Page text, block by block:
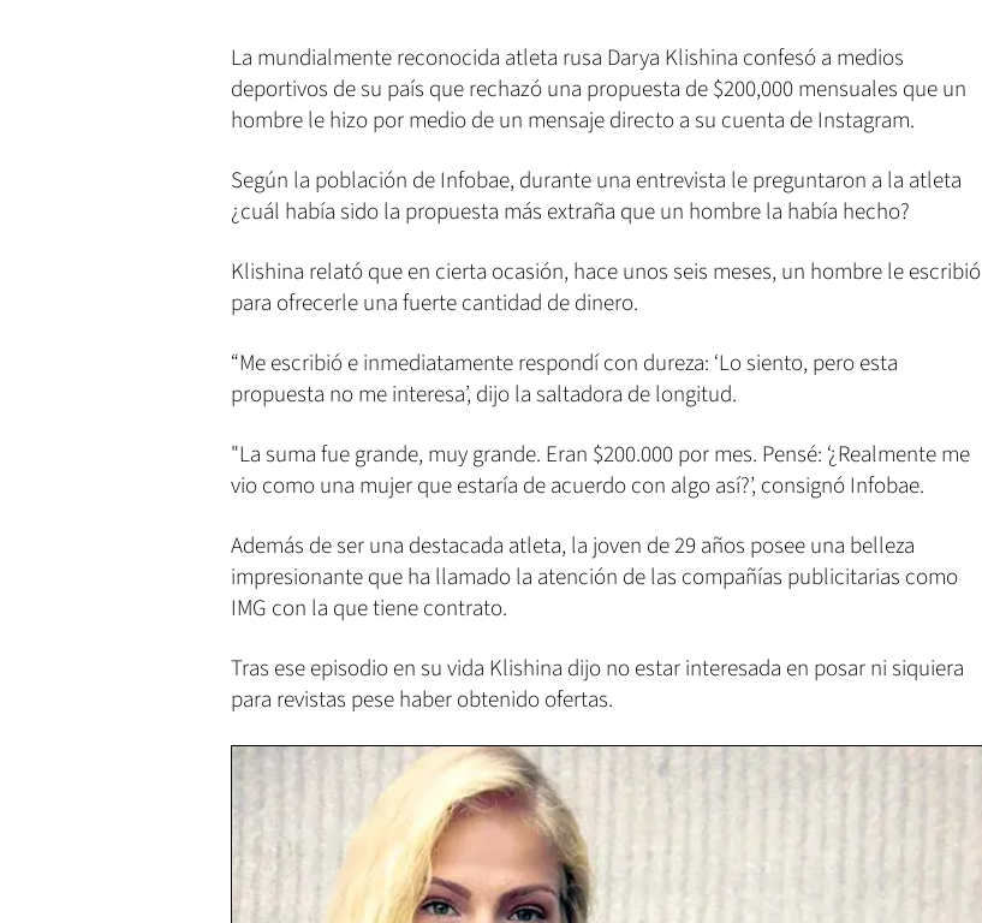
La mundialmente reconocida atleta rusa Darya Klishina confesó a medios
deportivos de su país que rechazó una propuesta de $200,000 mensuales que un
hombre le hizo por medio de un mensaje directo a su cuenta de Instagram.
Según la población de Infobae, durante una entrevista le preguntaron a la atleta
¿cuál había sido la propuesta más extraña que un hombre la había hecho?
Klishina relató que en cierta ocasión, hace unos seis meses, un hombre le escribió
para ofrecerle una fuerte cantidad de dinero.
“Me escribió e inmediatamente respondí con dureza: ‘Lo siento, pero esta
propuesta no me interesa’, dijo la saltadora de longitud.
"La suma fue grande, muy grande. Eran $200.000 por mes. Pensé: ‘¿Realmente me
vio como una mujer que estaría de acuerdo con algo así?’, consignó Infobae.
Además de ser una destacada atleta, la joven de 29 años posee una belleza
impresionante que ha llamado la atención de las compañías publicitarias como
IMG con la que tiene contrato.
Tras ese episodio en su vida Klishina dijo no estar interesada en posar ni siquiera
para revistas pese haber obtenido ofertas.